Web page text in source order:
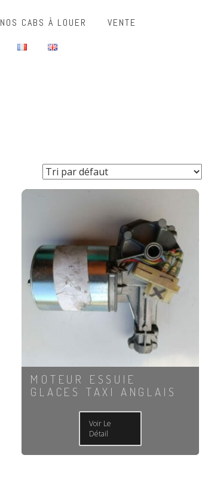
NOS CABS À LOUER
VENTE
MOTEUR ESSUIE
GLACES TAXI ANGLAIS
Voir Le
Détail